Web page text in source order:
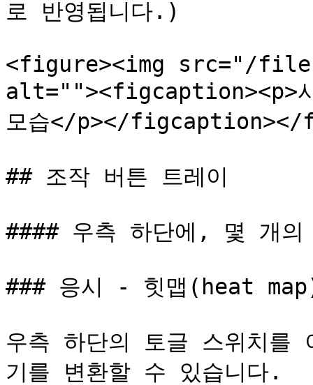
로 반영됩니다.)
<figure><img src="/files/
alt=""><figcaption><p>시
모습</p></
## 조작 버튼 트레이
#### 우측 하단에, 몇 개의
### 응시 - 힛맵(heat
우측 하단의 토글 스위치
기를 변환할 수 있습니다.